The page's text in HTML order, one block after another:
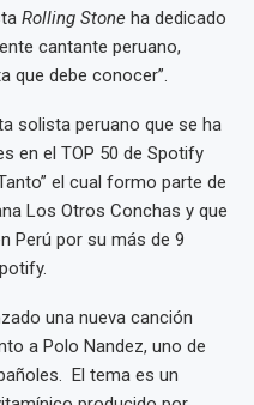
Rolling Stone ha dedicado
cantante peruano,
que debe conocer”.
solista peruano que se ha
en el TOP 50 de Spotify
el cual formo parte de
Los Otros Conchas y que
Perú por su más de 9
una nueva canción
a Polo Nandez, uno de
El tema es un